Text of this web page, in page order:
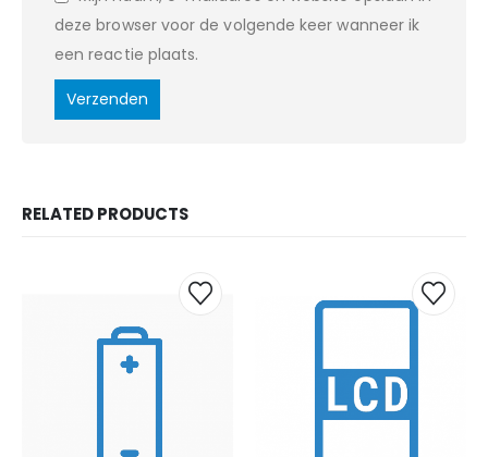
deze browser voor de volgende keer wanneer ik
een reactie plaats.
RELATED PRODUCTS